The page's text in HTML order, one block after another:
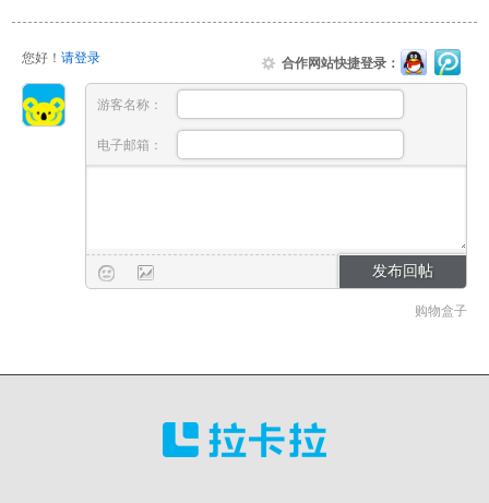
您好！ 请登录 合作网站快捷登录：
游客名称：
电子邮箱：
购物盒子